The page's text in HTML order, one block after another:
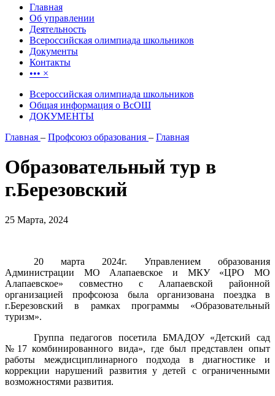
Главная
Об управлении
Деятельность
Всероссийская олимпиада школьников
Документы
Контакты
••• ×
Всероссийская олимпиада школьников
Общая информация о ВсОШ
ДОКУМЕНТЫ
Главная – Профсоюз образования – Главная
Образовательный тур в
г.Березовский
25 Марта, 2024
20 марта 2024г. Управлением образования
Администрации МО Алапаевское и МКУ «ЦРО МО
Алапаевское» совместно с Алапаевской районной
организацией профсоюза была организована поездка в
г.Березовский в рамках программы «Образовательный
туризм».
Группа педагогов посетила БМАДОУ «Детский сад
№17 комбинированного вида», где был представлен опыт
работы междисциплинарного подхода в диагностике и
коррекции нарушений развития у детей с ограниченными
возможностями развития.